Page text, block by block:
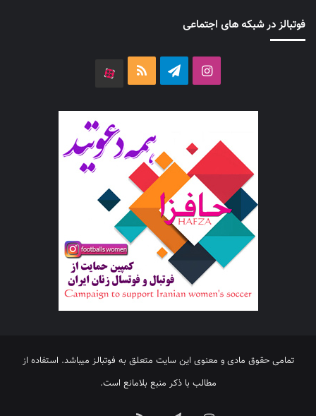
فوتبالز در شبکه های اجتماعی
اینستاگرامتلگرام خوراک
تمامی حقوق مادی و معنوی این سایت متعلق به فوتبالز میباشد. استفاده از
مطالب با ذکر منبع بلامانع است.